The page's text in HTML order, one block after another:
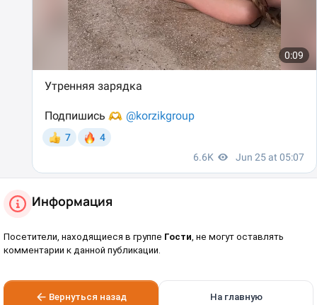
Информация
Посетители, находящиеся в группе Гости , не могут оставлять
комментарии к данной публикации.
Вернуться назад На главную